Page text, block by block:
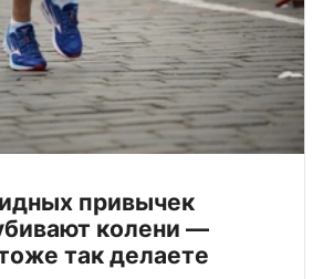
привычек
колени —
так делаете